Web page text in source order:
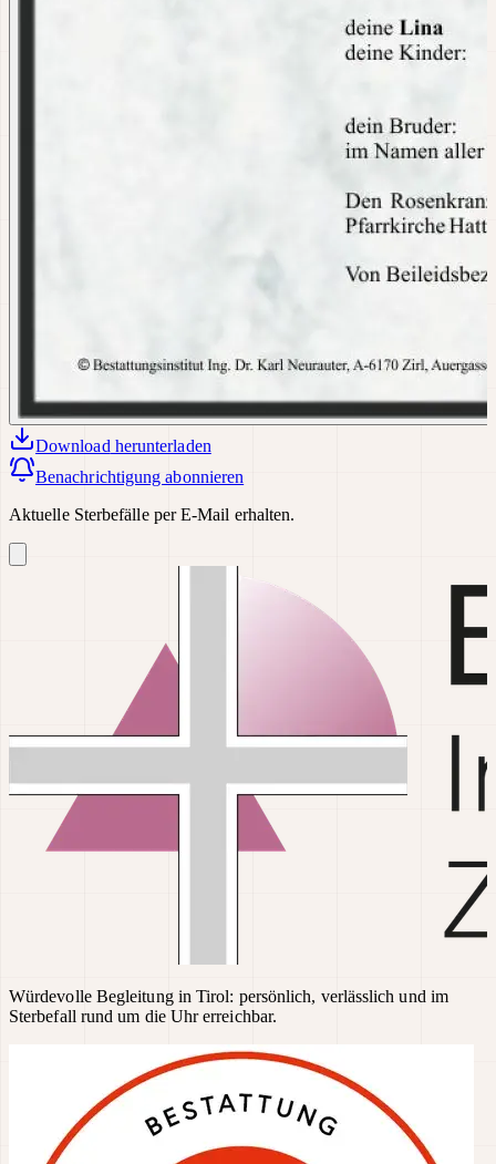
Download herunterladen
Benachrichtigung abonnieren
Aktuelle Sterbefälle per E-Mail erhalten.
Würdevolle Begleitung in Tirol: persönlich, verlässlich und im
Sterbefall rund um die Uhr erreichbar.